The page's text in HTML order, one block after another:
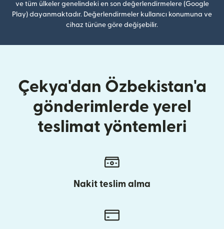
ve tüm ülkeler genelindeki en son değerlendirmelere (Google
Play) dayanmaktadır. Değerlendirmeler kullanıcı konumuna ve
cihaz türüne göre değişebilir.
Çekya'dan Özbekistan'a
gönderimlerde yerel
teslimat yöntemleri
Nakit teslim alma